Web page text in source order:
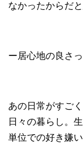
なかったからだ
ー居心地の良さ
あの日常がすご
日々の暮らし。
単位での好き嫌